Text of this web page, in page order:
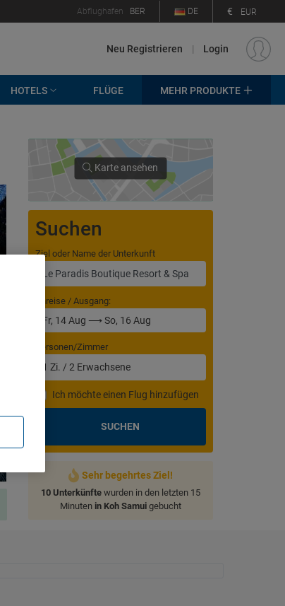
Abflughafen BER DE € EUR
Neu Registrieren | Login
HOTELS FLÜGE MEHR PRODUKTE
Karte ansehen
Suchen
Ziel oder Name der Unterkunft
Anreise / Ausgang:
Personen/Zimmer
1 Zi. / 2 Erwachsene
Ich möchte einen Flug hinzufügen
SUCHEN
Sehr begehrtes Ziel!
10 Unterkünftewurden in den letzten 15
Minutenin Koh Samuigebucht